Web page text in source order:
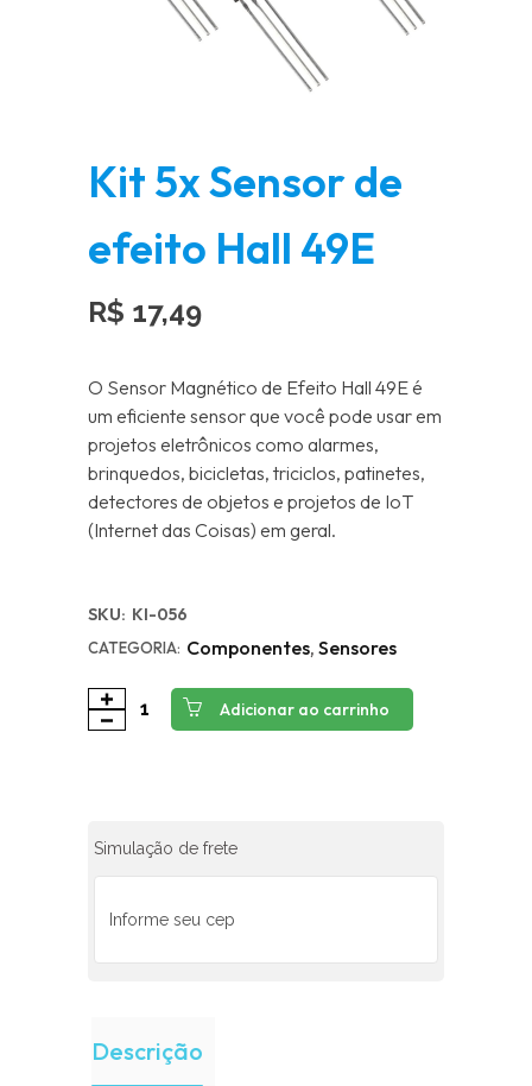
Kit 5x Sensor de
efeito Hall 49E
R$ 17,49
O Sensor Magnético de Efeito Hall 49E é
um eficiente sensor que você pode usar em
projetos eletrônicos como alarmes,
brinquedos, bicicletas, triciclos, patinetes,
detectores de objetos e projetos de IoT
(Internet das Coisas) em geral.
SKU: KI-056
CATEGORIA: Componentes, Sensores
Adicionar ao carrinho
Simulação de frete
Descrição